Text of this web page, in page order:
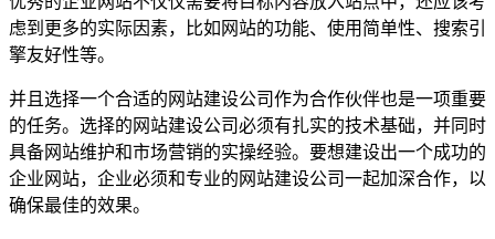
虑到更多的实际因素，比如网站的功能、使用简单性、搜索引
擎友好性等。
并且选择一个合适的网站建设公司作为合作伙伴也是一项重要
的任务。选择的网站建设公司必须有扎实的技术基础，并同时
具备网站维护和市场营销的实操经验。要想建设出一个成功的
企业网站，企业必须和专业的网站建设公司一起加深合作，以
确保最佳的效果。